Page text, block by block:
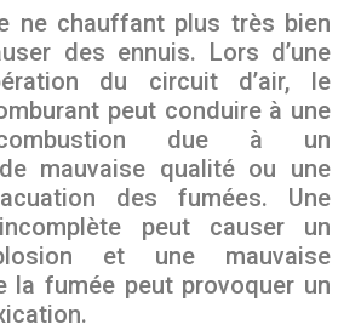
ne chauffant plus très bien
des ennuis. Lors d’une
du circuit d’air, le
peut conduire à une
due à un
mauvaise qualité ou une
des fumées. Une
peut causer un
et une mauvaise
la fumée peut provoquer un